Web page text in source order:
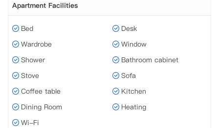
Apartment Facilities
Bed
Desk
Wardrobe
Window
Shower
Bathroom cabinet
Stove
Sofa
Coffee table
Kitchen
Dining Room
Heating
Wi-Fi